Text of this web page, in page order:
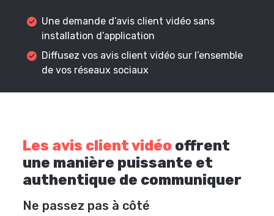
Une demande d’avis client vidéo sans
installation d’application
Diffusez vos avis client vidéo sur l’ensemble
de vos réseaux sociaux
Les avis client vidéo offrent
une manière puissante et
authentique de communiquer
Ne passez pas à côté